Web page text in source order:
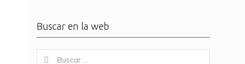
Buscar en la web
Buscar